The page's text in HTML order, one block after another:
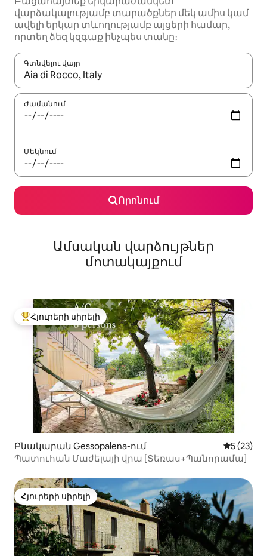
վարձակալությամբ տարածքներ մեկ ամիս կամ
ավելի երկար տևողությամբ այցերի համար,
որտեղ ձեզ կզգաք ինչպես տանը։
Գտնվելու վայր
Երբ արդյունքները հասանելի լինեն, սլաքների
Ժամանում
Մեկնում
Որոնում
Ամսական վարձույթներ
մոտակայքում
Հյուրերի սիրելի լավագույն տները
Հյուրերի սիրելի
Բնակարան Gessopalena-ում Միջին
5 (23)
Պատուհան Մաժելայի վրա [Տեռաս+Պանորամա]
Հյուրերի սիրելի
Հյուրերի սիրելի